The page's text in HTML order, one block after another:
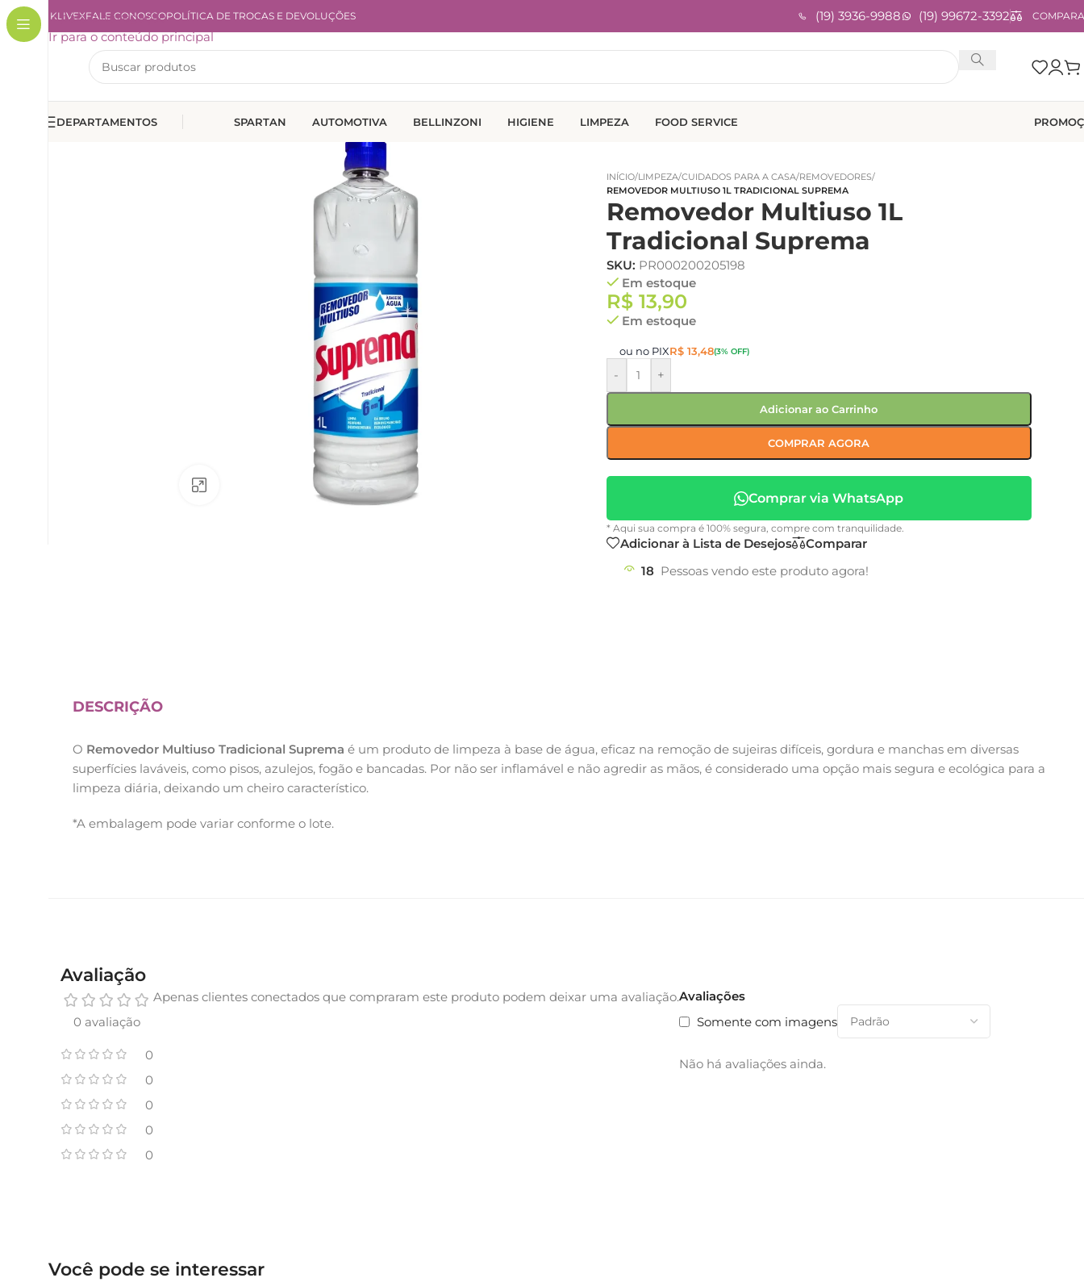
Ir para a navegação
Ir para o conteúdo principal
A KLIVEXFALE CONOSCOPOLÍTICA DE TROCAS E DEVOLUÇÕES (19) 3936-9988 (19) 99672-3392
DEPARTAMENTOS SPARTAN AUTOMOTIVA BELLINZONI HIGIENE LIMPEZA FOOD SERVICE
Clique para ampliar
INÍCIO/LIMPEZA/CUIDADOS PARA A CASA/REMOVEDORES/
REMOVEDOR MULTIUSO 1L TRADICIONAL SUPREMA
Removedor Multiuso 1L
Tradicional Suprema
SKU: PR000200205198
Em estoque
R$13,90
Em estoque
ou no PIXR$13,48(3% OFF)
- +
Adicionar ao Carrinho
COMPRAR AGORA
Comprar via WhatsApp
* Aqui sua compra é 100% segura, compre com tranquilidade.
Adicionar à Lista de Desejos
Comparar
18 Pessoas vendo este produto agora!
DESCRIÇÃO
O Removedor Multiuso Tradicional Suprema é um produto de limpeza à base de água, eficaz na remoção de sujeiras difíceis, gordura e manchas em diversas
superfícies laváveis, como pisos, azulejos, fogão e bancadas. Por não ser inflamável e não agredir as mãos, é considerado uma opção mais segura e ecológica para a
limpeza diária, deixando um cheiro característico.
*A embalagem pode variar conforme o lote.
Avaliação
0 avaliação
0
0
0
0
0
Avaliações
Somente com imagens
Não há avaliações ainda.
Apenas clientes conectados que compraram este produto podem deixar uma avaliação.
Você pode se interessar